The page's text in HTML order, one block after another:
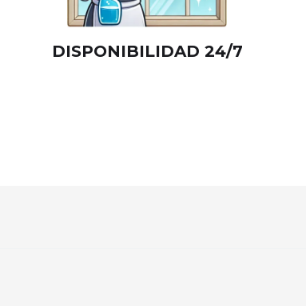
DISPONIBILIDAD 24/7